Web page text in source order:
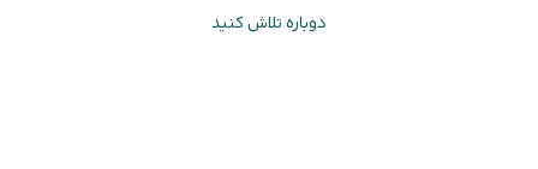
دوباره تلاش کنید